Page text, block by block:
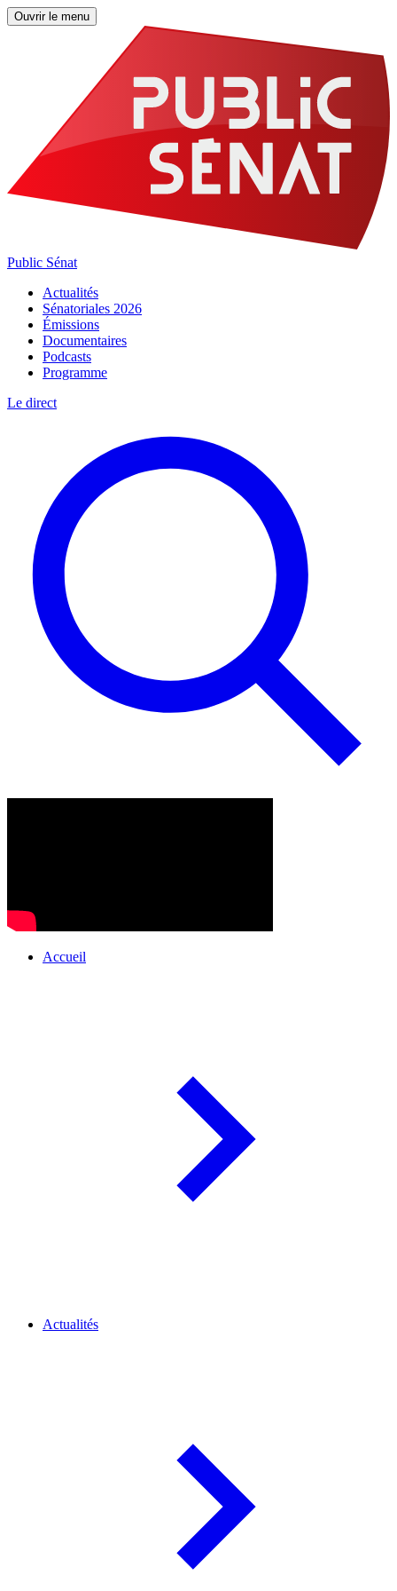
Ouvrir le menu
Public Sénat
Actualités
Sénatoriales 2026
Émissions
Documentaires
Podcasts
Programme
Le direct
Accueil
Actualités